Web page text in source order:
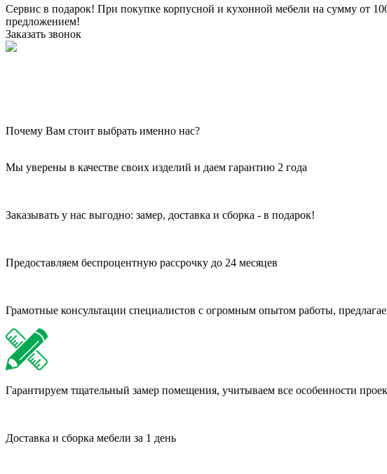
Сервис в подарок! При покупке корпусной и кухонной мебели на сумму от
предложением!
Заказать звонок
Почему Вам стоит выбрать именно нас?
Мы уверены в качестве своих изделий и даем гарантию 2 года
Заказывать у нас выгодно: замер, доставка и сборка - в подарок!
Предоставляем беспроцентную рассрочку до 24 месяцев
Грамотные консультации специалистов с огромным опытом работы,
Гарантируем тщательный замер помещения, учитываем все особенности
Доставка и сборка мебели за 1 день